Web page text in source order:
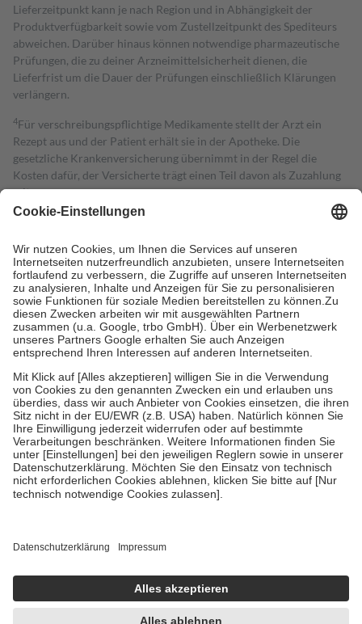
Lieferzeitpunkt kann je nach Region und in Abhängigkeit der
Produktverfügbarkeit sowie vom Zustellzeitpunkt des Spediteurs
abweichen. Darüber hinaus können notwendige pharmazeutische
Prüfungen, die zu deiner Arzneimittelsicherheit dienen, die
Lieferfrist um die Dauer der Prüfungen einschließlich Klärungen
verlängern.
4Für verschreibungspflichtige Medikamente stellt der Arzt ein
Rezept aus und der Patient erhält sie in der Apotheke. Die
gesetzliche Krankenversicherung übernimmt in der Regel die
Kosten dafür, der Versicherte trägt einen Teil davon als Zuzahlung
mit.
Grundsätzlich leisten Mitglieder Zuzahlungen in Höhe von zehn
höchstens zehn Euro.
Es sind jedoch nie mehr als die tatsächlichen
Kosten der Leistung zu entrichten.
Diese Regeln gelten grundsätzlich auch für Online-Apotheken.
Bei Heilmitteln und häuslicher Krankenpflege beträgt die
Zuzahlung zehn Prozent der Kosten sowie zehn Euro je
Verordnung.
Um das Engagement der Versicherten für ihre eigene Gesundheit zu
stärken und die besondere Stellung der Familie zu unterstützen,
fallenkeine Zuzahlungenan bei:
• Kindern und Jugendlichen bis zum vollendeten 18. Lebensjahr
mit Ausnahme der Fahrkosten
• Untersuchungen zur Vorsorge und Früherkennung, die von der
GKV getragen werden
• empfohlenen Schutzimpfungen
• Harn- und Blutteststreifen
getroffen, um sicherzustellen, dass es sich um echte Bewertungen
https://help.etrusted.com/hc/de/articles/4419944605341
Einige Bilder und Inhalte wurden unter Zuhilfenahme künstlicher